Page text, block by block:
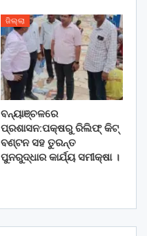
ଜିଲ୍ଲା
ବନ୍ୟାଞ୍ଚଳରେ
ପ୍ରଶାସନ:ପକ୍ଷରୁ ରିଲିଫ୍ କିଟ୍
ବଣ୍ଟନ ସହ ତୁରନ୍ତ
ପୁନରୁଦ୍ଧାର କାର୍ଯ୍ୟ ସମୀକ୍ଷା ।